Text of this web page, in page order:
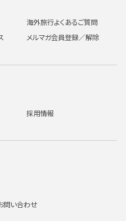
海外旅行よくあるご質問
メルマガ会員登録／解除
採用情報
問い合わせ